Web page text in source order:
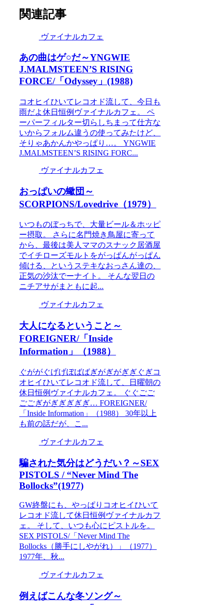
関連記事
ヴァイナルカフェ
あの曲はゲ○だ～YNGWIE
J.MALMSTEEN’S RISING
FORCE/「Odyssey」(1988)
コオヒイひいてレコオド流して、今日も
雨だよ休日恒例ヴァイナルカフェ。 ペ
ーパーフィルター切らしちまって仕方な
いからフォルム違うの使ってみたけど、
そりゃあかんかやっぱり…。 YNGWIE
J.MALMSTEEN’S RISING FORC...
ヴァイナルカフェ
おっぱいの蠍団～
SCORPIONS/Lovedrive（1979）
いつものぼっちで、大量ビール＆ホッピ
ー摂取。 さらに名門焼き鳥屋に寄って
から、最後は美人ママのスナック居酒屋
でイチローズモルトをがっぱんがっぱん
傾ける、というステキなおっさん達の、
正気の沙汰でーナイト。 そんな翌日の
ニチアサがまともに起...
ヴァイナルカフェ
大人になるということ～
FOREIGNER/「Inside
Information」（1988）
ぐががぐげげぼばばぎがぎがぎぎぐぎコ
オヒイひいてレコオド流して、日曜朝の
休日恒例ヴァイナルカフェ。 ぐぐごご
ごごぎがぎぎぎぎぎ… FOREIGNER/
「Inside Information」（1988） 30年以上
も前の話だが、こ...
ヴァイナルカフェ
騙された気分はどうだい？～SEX
PISTOLS / “Never Mind The
Bollocks”(1977)
GW終盤にも、やっぱりコオヒイひいて
レコオド流して休日恒例ヴァイナルカフ
ェ。 そして、いつも心にピストルを。
SEX PISTOLS/「Never Mind The
Bollocks（勝手にしやがれ）」（1977）
1977年、秋...
ヴァイナルカフェ
例えばこんな冬ソング～